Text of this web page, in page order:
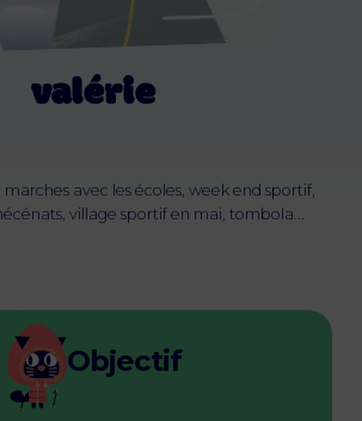
valérie
avec les écoles, week end sportif,
village sportif en mai, tombola...
Objectif